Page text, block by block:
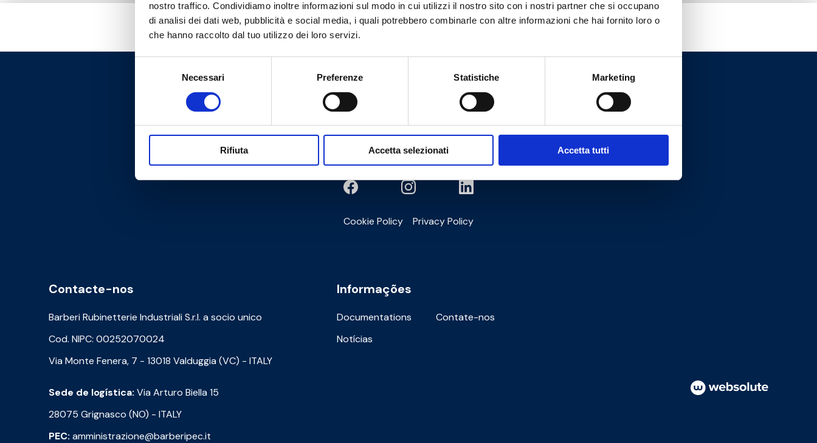
nostro traffico. Condividiamo inoltre informazioni sul modo in cui utilizzi il nostro sito con i nostri partner che si occupano
di analisi dei dati web, pubblicità e social media, i quali potrebbero combinarle con altre informazioni che hai fornito loro o
che hanno raccolto dal tuo utilizzo dei loro servizi.
Necessari Preferenze Statistiche Marketing
Rifiuta Accetta selezionati Accetta tutti
Tem necessidade de ajuda?
Cookie Policy Privacy Policy
Contacte-nos
Barberi Rubinetterie Industriali S.r.l. a socio unico
Cod. NIPC: 00252070024
Via Monte Fenera, 7 - 13018 Valduggia (VC) - ITALY
Sede de logística: Via Arturo Biella 15
28075 Grignasco (NO) - ITALY
PEC: amministrazione@barberipec.it
Informações
Documentations
Contate-nos
Notícias